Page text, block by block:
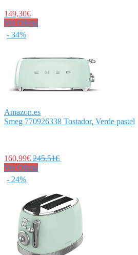
149,30€
Ver Oferta
- 34%
Amazon.es
Smeg 770926338 Tostador, Verde pastel
160,99€ 245,51€
Ver Oferta
- 24%